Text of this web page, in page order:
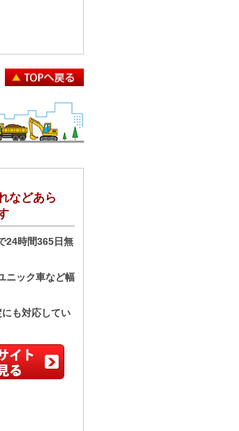
などあら
24時間365日無
ニック車など幅
も対応してい